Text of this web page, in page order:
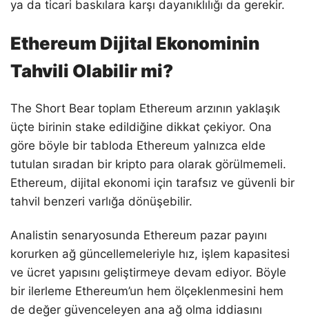
ya da ticari baskılara karşı dayanıklılığı da gerekir.
Ethereum Dijital Ekonominin
Tahvili Olabilir mi?
The Short Bear toplam Ethereum arzının yaklaşık
üçte birinin stake edildiğine dikkat çekiyor. Ona
göre böyle bir tabloda Ethereum yalnızca elde
tutulan sıradan bir kripto para olarak görülmemeli.
Ethereum, dijital ekonomi için tarafsız ve güvenli bir
tahvil benzeri varlığa dönüşebilir.
Analistin senaryosunda Ethereum pazar payını
korurken ağ güncellemeleriyle hız, işlem kapasitesi
ve ücret yapısını geliştirmeye devam ediyor. Böyle
bir ilerleme Ethereum’un hem ölçeklenmesini hem
de değer güvenceleyen ana ağ olma iddiasını